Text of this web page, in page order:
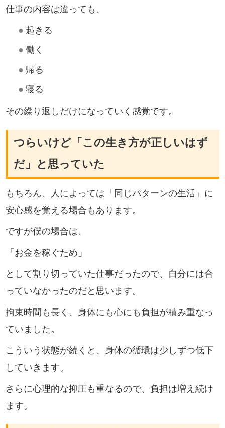
仕事の内容は違っても、
● 起きる
● 働く
● 帰る
● 寝る
その繰り返しだけになっていく感覚です。
つらいけど「この生き方が正しいはず
だ」と思っていた
もちろん、人によっては「同じパターンの生活」に
安心感を覚える場合もあります。
ですが僕の場合は、
「お金を稼ぐため」
として割り切っていた仕事だったので、自分には合
っていなかったのだと思います。
拘束時間も長く、身体にも心にも負担が積み重なっ
ていました。
こういう状態が続くと、身体の循環は少しずつ低下
していきます。
さらに心理的な抑圧も重なるので、負担は増え続け
ます。